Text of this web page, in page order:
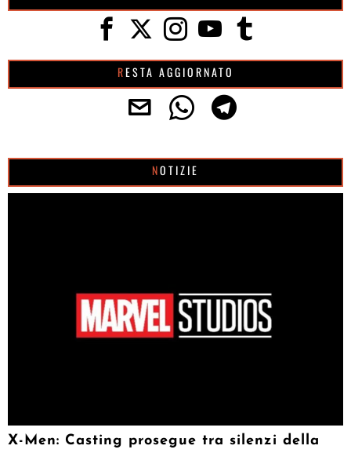
RESTA AGGIORNATO
NOTIZIE
X-Men: Casting prosegue tra silenzi della